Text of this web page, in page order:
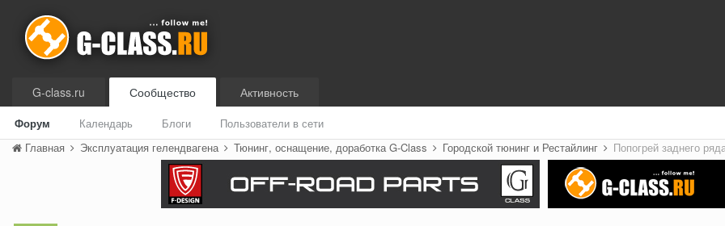
G-class.ru Сообщество
Форум Календарь Блоги Пользователи в сети
Активность
Главная Эксплуатация гелендвагена Тюнинг, оснащение, доработка G-Class Городской тюнинг и Рестайлинг Попогрей заднего